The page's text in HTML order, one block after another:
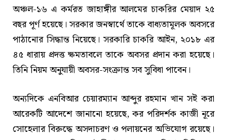
অঞ্চল-১৬ এ কর্মরত জাহাঙ্গীর আলমের চাকরির মেয়াদ ২৫
বছর পূর্ণ হয়েছে। সরকার জনস্বার্থে তাকে বাধ্যতামূলক অবসরে
পাঠানোর সিদ্ধান্ত নিয়েছে। সরকারি চাকরি আইন, ২০১৮ এর
৪৫ ধারায় প্রদত্ত ক্ষমতাবলে তাকে অবসর প্রদান করা হয়েছে।
তিনি নিয়ম অনুযায়ী অবসর-সংক্রান্ত সব সুবিধা পাবেন।
অন্যদিকে এনবিআর চেয়ারম্যান আব্দুর রহমান খান সই করা
আরেকটি আদেশে জানানো হয়েছে, কর পরিদর্শক কাজী নূরে
সোহেলার বিরুদ্ধে অসদাচরণ ও পলায়নের অভিযোগ রয়েছে।